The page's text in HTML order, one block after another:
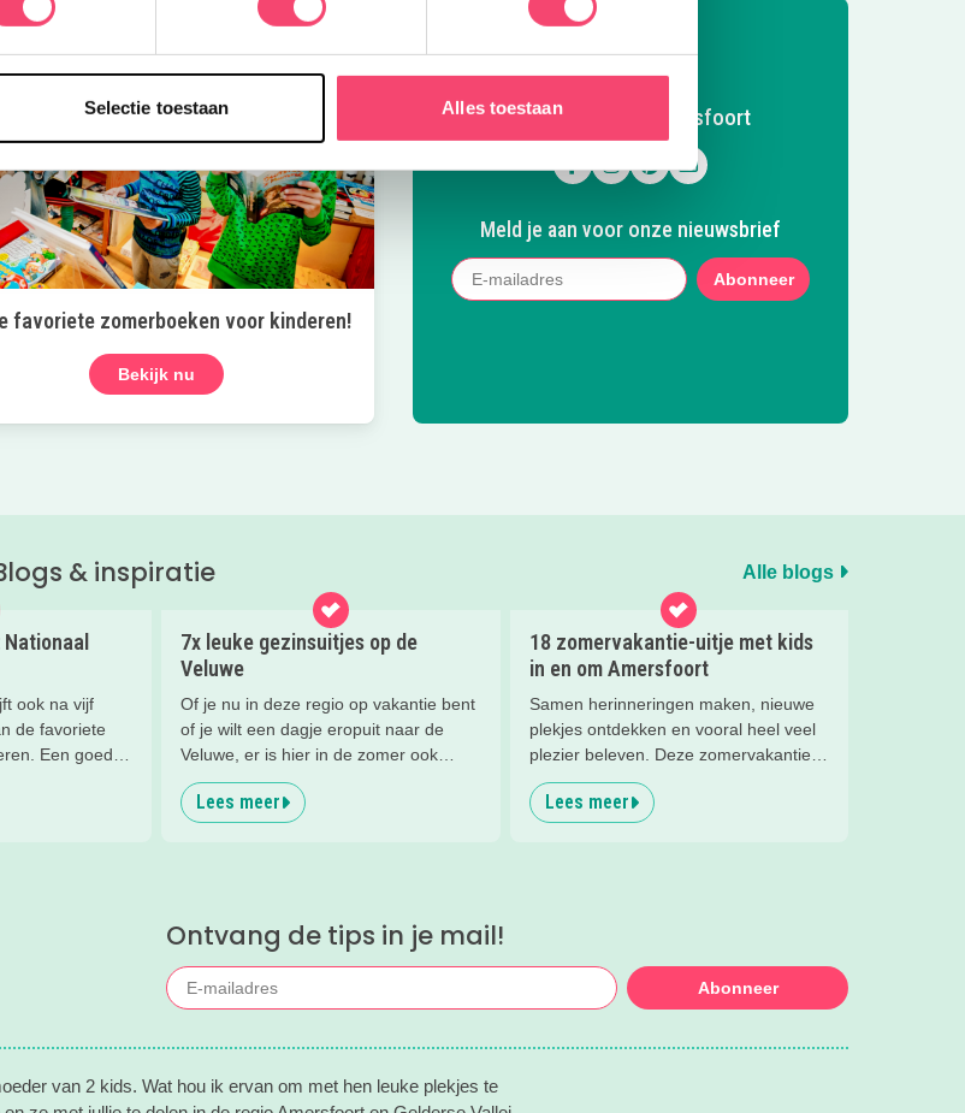
Selectie toestaan Alles toestaan
favoriete zomerboeken voor kinderen!
Bekijk nu
Volg Kidsproof Amersfoort
Volg ons op Facebook
Volg ons op Instagram
Volg ons op Pinterest
Mail ons
Meld je aan voor onze nieuwsbrief
Abonneer
& inspiratie Alle blogs
ook na vijf
de favoriete
Een goede
te vragen wat
NMM. ‘De
7x leuke gezinsuitjes op de
Veluwe
Of je nu in deze regio op vakantie bent
of je wilt een dagje eropuit naar de
Veluwe, er is hier in de zomer ook
zoveel te beleven!
Lees meer
18 zomervakantie-uitje met kids
in en om Amersfoort
Samen herinneringen maken, nieuwe
plekjes ontdekken en vooral heel veel
plezier beleven. Deze zomervakantie
zit vol leuke uitjes voor het hele gezin.
Van spetteren en spelen tot theater,
Lees meer
Ontvang de tips in je mail!
Abonneer
van 2 kids. Wat hou ik ervan om met hen leuke plekjes te